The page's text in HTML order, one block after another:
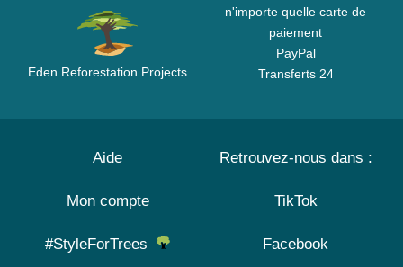
Eden Reforestation Projects
n'importe quelle carte de
paiement
PayPal
Transferts 24
Aide
Mon compte
#StyleForTrees
Retrouvez-nous dans :
TikTok
Facebook